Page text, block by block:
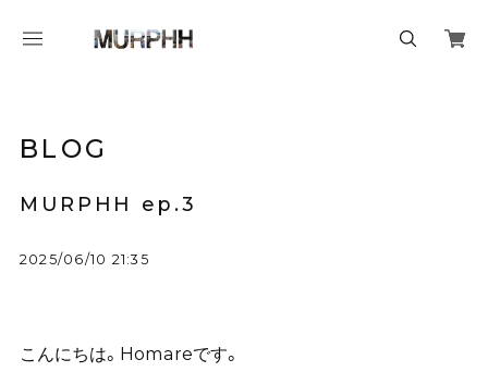
BLOG
MURPHH ep.3
2025/06/10 21:35
こんにちは。Homareです。